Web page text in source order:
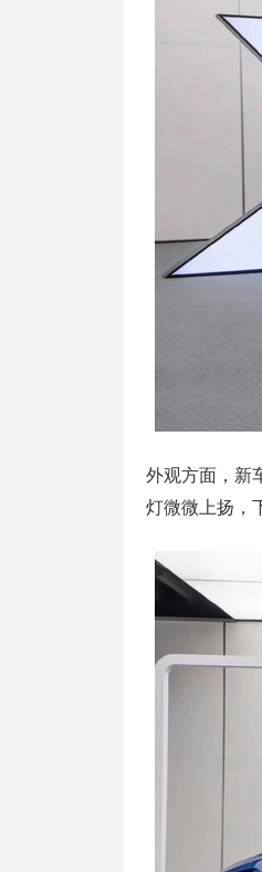
外观方面，新
灯微微上扬，